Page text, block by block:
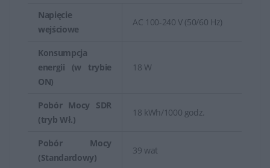
Napięcie
wejściowe
AC 100-240 V (50/60 Hz)
Konsumpcja
energii (w trybie
ON)
18 W
Pobór Mocy SDR
(tryb Wł.)
18 kWh/1000 godz.
Pobór Mocy
(Standardowy)
39 wat